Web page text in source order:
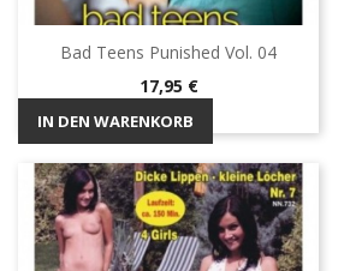
Bad Teens Punished Vol. 04
Preis
17,95 €
IN DEN WARENKORB